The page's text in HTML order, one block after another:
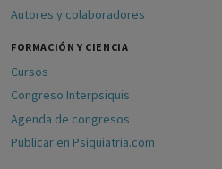
Autores y colaboradores
FORMACIÓN Y CIENCIA
Cursos
Congreso Interpsiquis
Agenda de congresos
Publicar en Psiquiatria.com